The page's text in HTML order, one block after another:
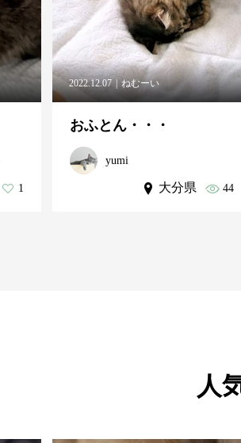
1
2022.12.07 ねむーい
おふとん・・・
yumi
大分県 44
人